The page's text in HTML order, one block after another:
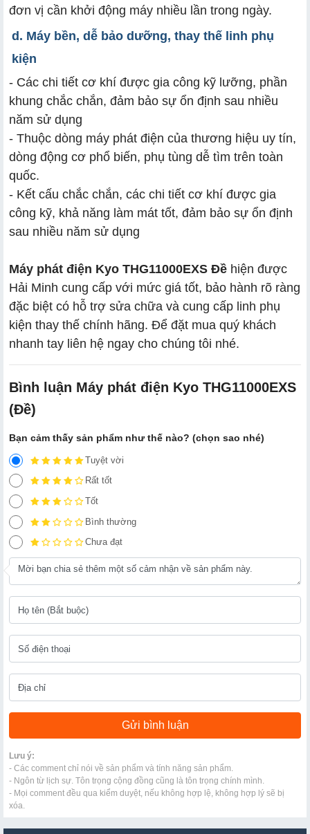
đơn vị cần khởi động máy nhiều lần trong ngày.
d. Máy bền, dễ bảo dưỡng, thay thế linh phụ
kiện
- Các chi tiết cơ khí được gia công kỹ lưỡng, phần
khung chắc chắn, đảm bảo sự ổn định sau nhiều
năm sử dụng
- Thuộc dòng máy phát điện của thương hiệu uy tín,
dòng động cơ phổ biến, phụ tùng dễ tìm trên toàn
quốc.
- Kết cấu chắc chắn, các chi tiết cơ khí được gia
công kỹ, khả năng làm mát tốt, đảm bảo sự ổn định
sau nhiều năm sử dụng
Máy phát điện Kyo THG11000EXS Đề hiện được
Hải Minh cung cấp với mức giá tốt, bảo hành rõ ràng
đặc biệt có hỗ trợ sửa chữa và cung cấp linh phụ
kiện thay thế chính hãng. Để đặt mua quý khách
nhanh tay liên hệ ngay cho chúng tôi nhé.
Bình luận Máy phát điện Kyo THG11000EXS
(Đề)
Bạn cảm thấy sản phẩm như thế nào? (chọn sao nhé)
Tuyệt vời
Rất tốt
Tốt
Bình thường
Chưa đạt
Lưu ý:
- Các comment chỉ nói về sản phẩm và tính năng sản phẩm.
- Ngôn từ lịch sự. Tôn trọng cộng đồng cũng là tôn trọng chính mình.
- Mọi comment đều qua kiểm duyệt, nếu không hợp lệ, không hợp lý sẽ bị
xóa.